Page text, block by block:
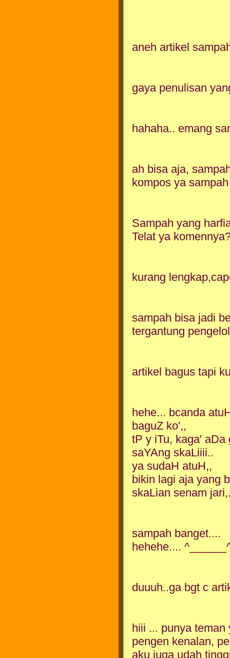
aneh artikel
gaya penulisan
hahaha.. emang
ah bisa aja,
kompos ya
Sampah yang
Telat ya
kurang
sampah bisa jadi
tergantung
artikel bagus tapi
hehe... bcanda
baguZ ko',,
tP y iTu, kaga' aDa
saYAng skaLiiii..
ya sudaH atuH,,
bikin lagi aja yang
skaLian senam
sampah banget....
hehehe....
duuuh..ga bgt c
hiii ... punya
pengen kenalan,
aku juga udah